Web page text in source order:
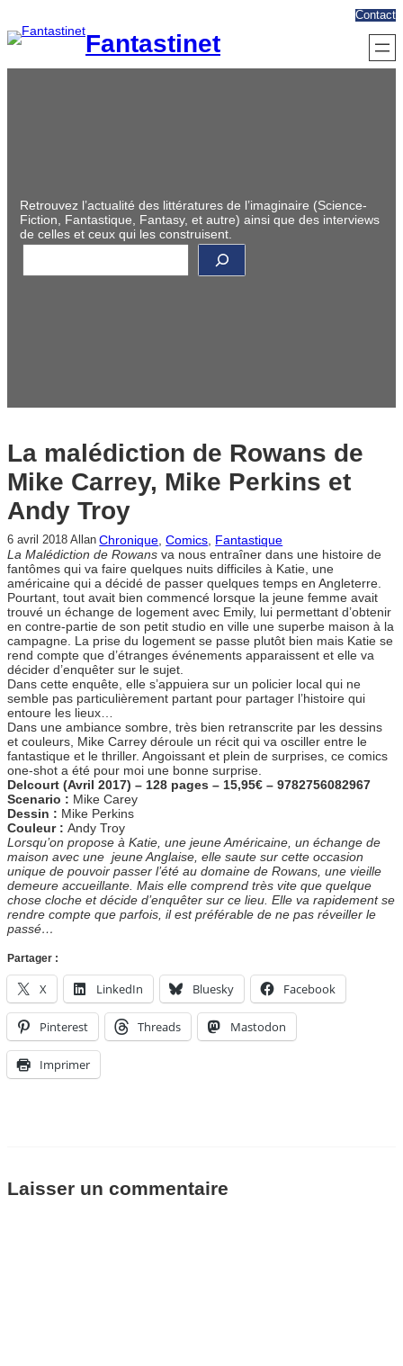
au
contenu
Fantastinet
Contact
Retrouvez l’actualité des littératures de l’imaginaire (Science-
Fiction, Fantastique, Fantasy, et autre) ainsi que des interviews
de celles et ceux qui les construisent.
R
c
La malédiction de Rowans de
Mike Carrey, Mike Perkins et
Andy Troy
6 avril 2018 Allan Chronique , Comics Fantastique
La Malédiction de Rowans va nous entraîner dans une histoire de
fantômes qui va faire quelques nuits difficiles à Katie, une
américaine qui a décidé de passer quelques temps en Angleterre.
Pourtant, tout avait bien commencé lorsque la jeune femme avait
trouvé un échange de logement avec Emily, lui permettant d’obtenir
en contre-partie de son petit studio en ville une superbe maison à la
campagne. La prise du logement se passe plutôt bien mais Katie se
rend compte que d’étranges événements apparaissent et elle va
décider d’enquêter sur le sujet.
Dans cette enquête, elle s’appuiera sur un policier local qui ne
semble pas particulièrement partant pour partager l’histoire qui
entoure les lieux…
Dans une ambiance sombre, très bien retranscrite par les dessins
et couleurs, Mike Carrey déroule un récit qui va osciller entre le
fantastique et le thriller. Angoissant et plein de surprises, ce comics
one-shot a été pour moi une bonne surprise.
Delcourt (Avril 2017) – 128 pages – 15,95€ – 9782756082967
Scenario : Mike Carey
Dessin : Mike Perkins
Couleur : Andy Troy
Lorsqu’on propose à Katie, une jeune Américaine, un échange de
maison avec une jeune Anglaise, elle saute sur cette occasion
unique de pouvoir passer l’été au domaine de Rowans, une vieille
demeure accueillante. Mais elle comprend très vite que quelque
chose cloche et décide d’enquêter sur ce lieu. Elle va rapidement se
rendre compte que parfois, il est préférable de ne pas réveiller le
passé…
Partager :
X LinkedIn Bluesky Facebook
Pinterest Threads Mastodon
Imprimer
Laisser un commentaire